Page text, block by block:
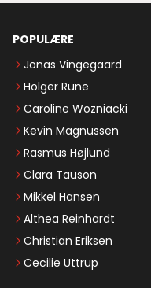
POPULÆRE
Jonas Vingegaard
Holger Rune
Caroline Wozniacki
Kevin Magnussen
Rasmus Højlund
Clara Tauson
Mikkel Hansen
Althea Reinhardt
Christian Eriksen
Cecilie Uttrup